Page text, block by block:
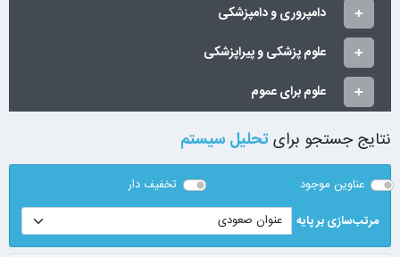
دامپروری و دامپزشکی
علوم پزشکی و پیراپزشکی
علوم برای عموم
نتایج جستجو برایتحلیل سیستم
عناوین موجود
تخفیف دار
مرتب‌سازی بر پایه